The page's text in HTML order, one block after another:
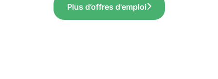
Plus d’offres d'emploi